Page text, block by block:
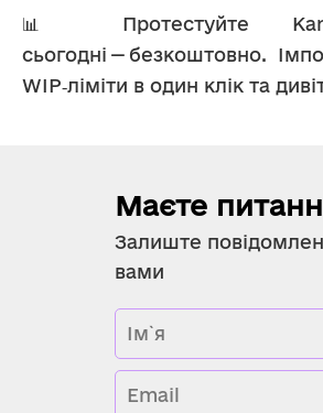
📊 Протестуйте
сьогодні — безкоштовно.
WIP‑ліміти в один клік та
Маєте
Залиште
вами